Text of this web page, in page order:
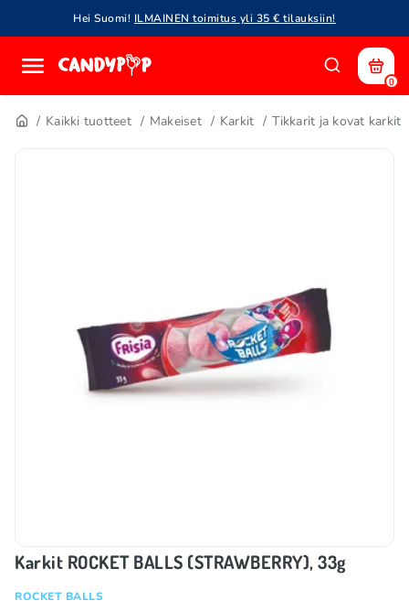
Hei Suomi! ILMAINEN toimitus yli 35 € tilauksiin!
0
Kaikki tuotteet Makeiset Karkit Tikkarit ja kovat karkit
Karkit ROCKET BALLS (STRAWBERRY), 33g
ROCKET BALLS